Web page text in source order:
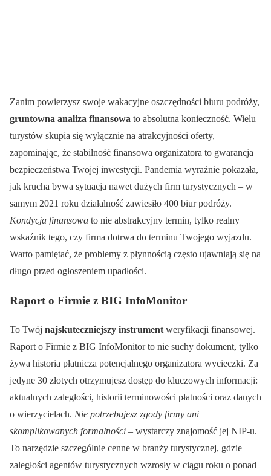
Zanim powierzysz swoje wakacyjne oszczędności biuru podróży,
gruntowna analiza finansowa to absolutna konieczność. Wielu
turystów skupia się wyłącznie na atrakcyjności oferty,
zapominając, że stabilność finansowa organizatora to gwarancja
bezpieczeństwa Twojej inwestycji. Pandemia wyraźnie pokazała,
jak krucha bywa sytuacja nawet dużych firm turystycznych – w
samym 2021 roku działalność zawiesiło 400 biur podróży.
Kondycja finansowa to nie abstrakcyjny termin, tylko realny
wskaźnik tego, czy firma dotrwa do terminu Twojego wyjazdu.
Warto pamiętać, że problemy z płynnością często ujawniają się na
długo przed ogłoszeniem upadłości.
Raport o Firmie z BIG InfoMonitor
To Twój najskuteczniejszy instrument weryfikacji finansowej.
Raport o Firmie z BIG InfoMonitor to nie suchy dokument, tylko
żywa historia płatnicza potencjalnego organizatora wycieczki. Za
jedyne 30 złotych otrzymujesz dostęp do kluczowych informacji:
aktualnych zaległości, historii terminowości płatności oraz danych
o wierzycielach. Nie potrzebujesz zgody firmy ani
skomplikowanych formalności – wystarczy znajomość jej NIP-u.
To narzędzie szczególnie cenne w branży turystycznej, gdzie
zaległości agentów turystycznych wzrosły w ciągu roku o ponad